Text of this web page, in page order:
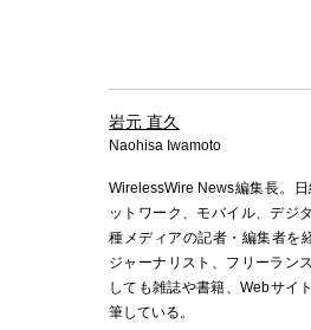
岩元 直久
Naohisa Iwamoto
WirelessWire News編集長。
ットワーク、モバイル、デジ
種メディアの記者・編集者を
ジャーナリスト、フリーラン
しても雑誌や書籍、Webサイ
筆している。